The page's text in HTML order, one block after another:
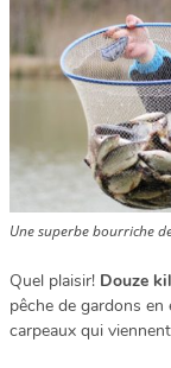
Une superbe bourriche
Quel plaisir! Douze
pêche de gardons
carpeaux qui